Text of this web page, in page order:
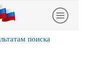
поиска